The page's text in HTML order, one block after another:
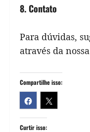
8. Contato
Para dúvidas,
através da
Compartilhe isso:
Curtir isso: